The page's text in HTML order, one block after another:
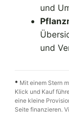
und
und
* Mit einem Stern
Klick und Kauf
eine kleine
Seite finanzieren.